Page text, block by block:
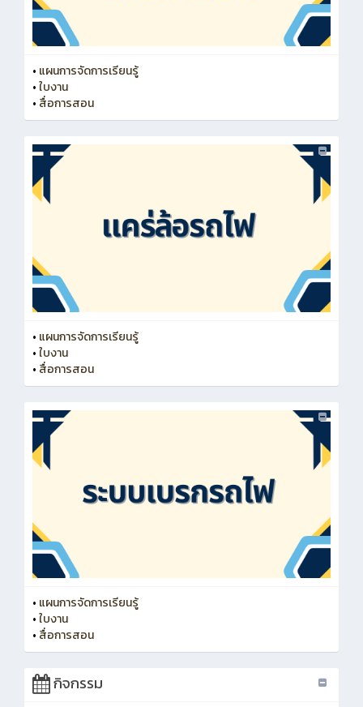
• แผนการจัดการเรียนรู้
•ใบงาน
• สื่อการสอน
• แผนการจัดการเรียนรู้
•ใบงาน
• สื่อการสอน
• แผนการจัดการเรียนรู้
•ใบงาน
• สื่อการสอน
กิจกรรม